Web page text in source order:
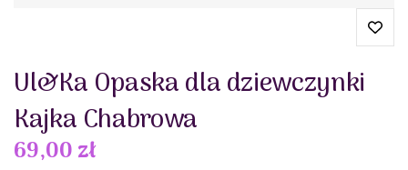
Ul&Ka Opaska dla dziewczynki
Kajka Chabrowa
69,00 zł